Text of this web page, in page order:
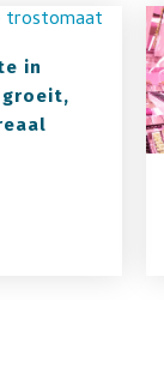
in
groeit,